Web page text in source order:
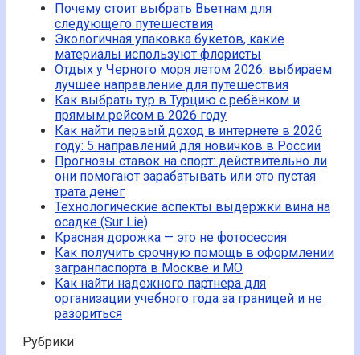
Почему стоит выбрать Вьетнам для
следующего путешествия
Экологичная упаковка букетов, какие
материалы используют флористы
Отдых у Черного моря летом 2026: выбираем
лучшее направление для путешествия
Как выбрать тур в Турцию с ребёнком и
прямым рейсом в 2026 году
Как найти первый доход в интернете в 2026
году: 5 направлений для новичков в России
Прогнозы ставок на спорт: действительно ли
они помогают зарабатывать или это пустая
трата денег
Технологические аспекты выдержки вина на
осадке (Sur Lie)
Красная дорожка — это не фотосессия
Как получить срочную помощь в оформлении
загранпаспорта в Москве и МО
Как найти надежного партнера для
организации учебного года за границей и не
разориться
Рубрики